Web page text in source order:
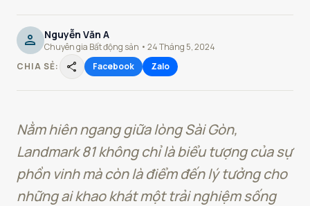
person Nguyễn Văn A
Chuyên gia Bất động sản • 24 Tháng 5, 2024
CHIA SẺ:
share Facebook Zalo
Nằm hiên ngang giữa lòng Sài Gòn,
Landmark 81 không chỉ là biểu tượng của sự
phồn vinh mà còn là điểm đến lý tưởng cho
những ai khao khát một trải nghiệm sống